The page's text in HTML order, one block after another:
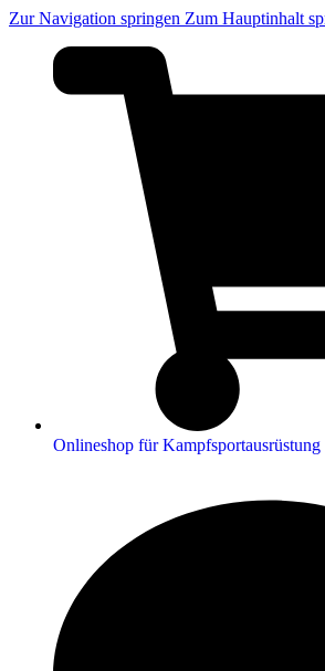
Zur Navigation springen Zum Hauptinhalt
Onlineshop für Kampfsportausrüstung